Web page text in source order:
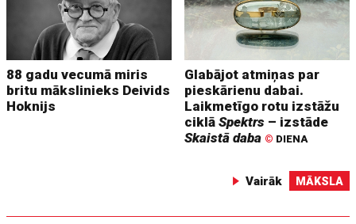
88 gadu vecumā miris
britu mākslinieks Deivids
Hoknijs
Glabājot atmiņas par
pieskārienu dabai.
Laikmetīgo rotu izstāžu
ciklāSpektrs – izstāde
Skaistā daba © DIENA
Vairāk MĀKSLA